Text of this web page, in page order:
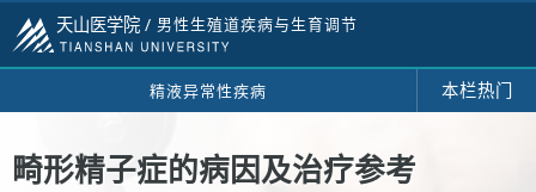
天山医学院 / 男性生殖道疾病与生育调节
精液异常性疾病 本栏热门
畸形精子症的病因及治疗参考